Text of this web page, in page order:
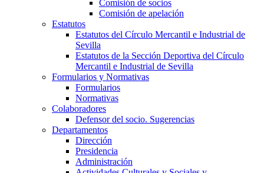
Comisión de socios
Comisión de apelación
Estatutos
Estatutos del Círculo Mercantil e Industrial de
Sevilla
Estatutos de la Sección Deportiva del Círculo
Mercantil e Industrial de Sevilla
Formularios y Normativas
Formularios
Normativas
Colaboradores
Defensor del socio. Sugerencias
Departamentos
Dirección
Presidencia
Administración